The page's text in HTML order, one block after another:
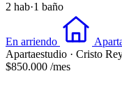
2 hab·1 baño
En arriendo
Apartaestudio · Cristo
$850.000 /mes